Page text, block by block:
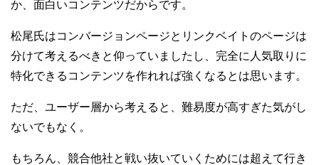
か、面白いコンテンツだからです。
松尾氏はコンバージョンページとリンクベイトのページは
分けて考えるべきと仰っていましたし、完全に人気取りに
特化できるコンテンツを作れれば強くなるとは思います。
ただ、ユーザー層から考えると、難易度が高すぎた気がし
ないでもなく。
もちろん、競合他社と戦い抜いていくためには超えて行き